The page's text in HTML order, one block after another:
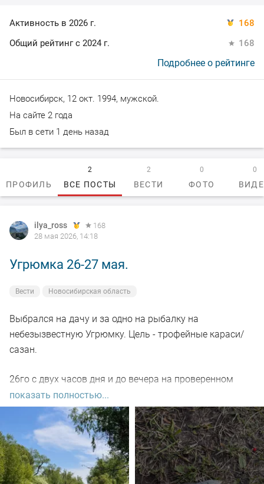
Активность в 2026 г.
168
Общий рейтинг с 2024 г.
168
Подробнее о рейтинге
Новосибирск, 12 окт. 1994, мужской.
На сайте 2 года
Был в сети 1 день назад
ПРОФИЛЬ ВСЕ ПОСТЫ
2
ВЕСТИ
2
ФОТО
0 0
ilya_ross
168
28 мая 2026, 14:18
Угрюмка 26-27 мая.
Вести Новосибирская область
Выбрался на дачу и за одно на рыбалку на
небезызвестную Угрюмку. Цель - трофейные караси/
сазан.
26го с двух часов дня и до вечера на проверенном
закормленном месте рыбачили на два фидера -
поклевки через 3-5 минут после заброса, но все вялые,
потягивания я бы сказал. Реализованных очень мало,
скорее всего мелкие подлещики не могли схватить
нормально пучок червей. А ждали мы как всегда
карасей гигантов 😏
показать полностью...